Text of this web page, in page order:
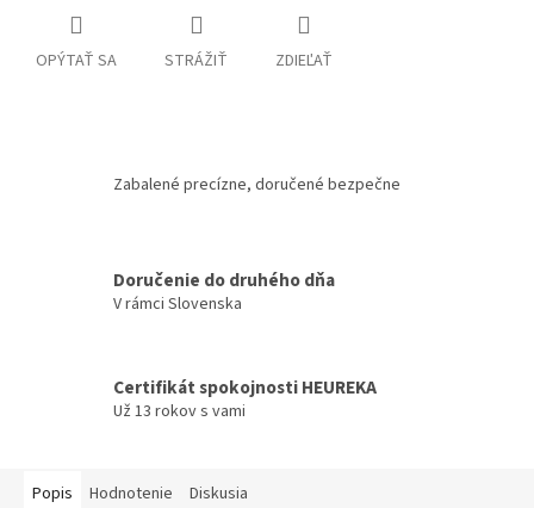
OPÝTAŤ SA STRÁŽIŤ ZDIEĽAŤ
Zabalené precízne, doručené bezpečne
Doručenie do druhého dňa
V rámci Slovenska
Certifikát spokojnosti HEUREKA
Už 13 rokov s vami
Popis Hodnotenie Diskusia